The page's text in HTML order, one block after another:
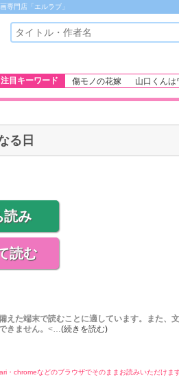
専門店「エルラブ」
注目キーワード 傷モノの花嫁 山口くんは
る日
読み
読む
た端末で読むことに適しています。また、
きません。 <…(続きを読む)
・chromeなどのブラウザでそのままお読みいただけます